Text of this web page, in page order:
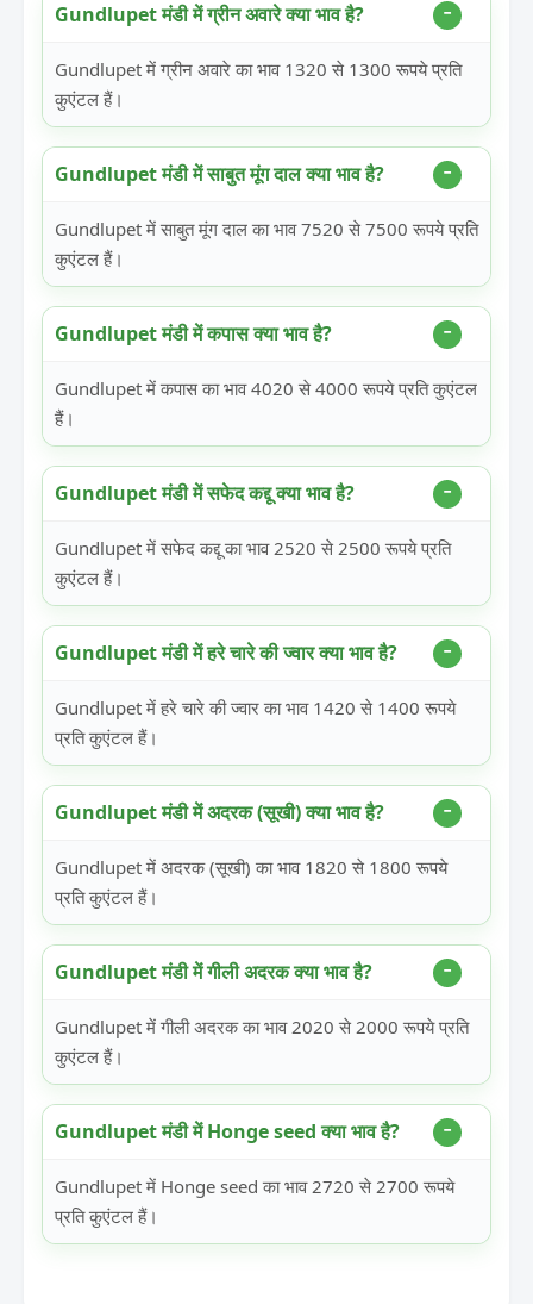
Gundlupet मंडी में ग्रीन अवारे क्या भाव है?
Gundlupet में ग्रीन अवारे का भाव 1320 से 1300 रूपये प्रति
कुएंटल हैं।
Gundlupet मंडी में साबुत मूंग दाल क्या भाव है?
Gundlupet में साबुत मूंग दाल का भाव 7520 से 7500 रूपये प्रति
कुएंटल हैं।
Gundlupet मंडी में कपास क्या भाव है?
Gundlupet में कपास का भाव 4020 से 4000 रूपये प्रति कुएंटल
हैं।
Gundlupet मंडी में सफेद कद्दू क्या भाव है?
Gundlupet में सफेद कद्दू का भाव 2520 से 2500 रूपये प्रति
कुएंटल हैं।
Gundlupet मंडी में हरे चारे की ज्वार क्या भाव है?
Gundlupet में हरे चारे की ज्वार का भाव 1420 से 1400 रूपये
प्रति कुएंटल हैं।
Gundlupet मंडी में अदरक (सूखी) क्या भाव है?
Gundlupet में अदरक (सूखी) का भाव 1820 से 1800 रूपये
प्रति कुएंटल हैं।
Gundlupet मंडी में गीली अदरक क्या भाव है?
Gundlupet में गीली अदरक का भाव 2020 से 2000 रूपये प्रति
कुएंटल हैं।
Gundlupet मंडी में Honge seed क्या भाव है?
Gundlupet में Honge seed का भाव 2720 से 2700 रूपये
प्रति कुएंटल हैं।